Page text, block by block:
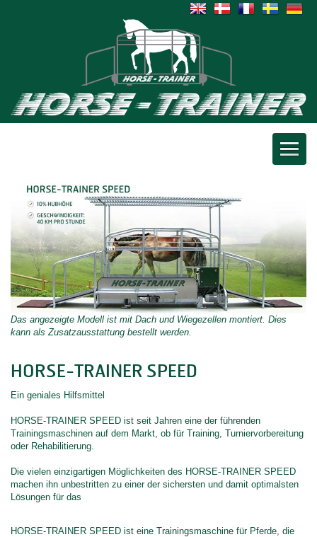
Das angezeigte Modell ist mit Dach und Wiegezellen montiert. Dies
kann als Zusatzausstattung bestellt werden.
HORSE-TRAINER SPEED
Ein geniales Hilfsmittel
HORSE-TRAINER SPEED ist seit Jahren eine der führenden
Trainingsmaschinen auf dem Markt, ob für Training, Turniervorbereitung
oder Rehabilitierung.
Die vielen einzigartigen Möglichkeiten des HORSE-TRAINER SPEED
machen ihn unbestritten zu einer der sichersten und damit optimalsten
Lösungen für das
HORSE-TRAINER SPEED ist eine Trainingsmaschine für Pferde, die